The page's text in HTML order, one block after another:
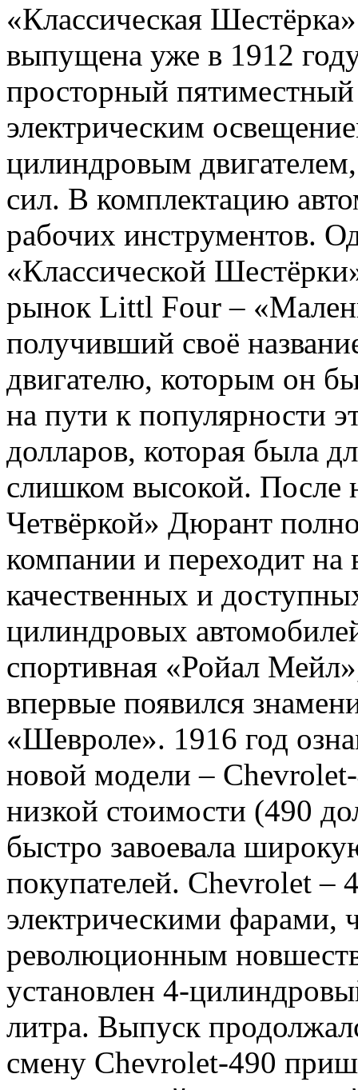
«Классическая
выпущена уже в 1912
просторный
электрическим
цилиндровым
сил. В комплектацию
рабочих инструментов.
«Классической
рынок Littl Four –
получивший своё
двигателю, которым он
на пути к популярности
долларов, которая была
слишком высокой. После
Четвёркой» Дюрант
компании и переходит на
качественных и
цилиндровых
спортивная «Ройал
впервые появился
«Шевроле». 1916 год
новой модели – Chevrolet-
низкой стоимости (490
быстро завоевала
покупателей. Chevrolet –
электрическими фарами,
революционным
установлен 4-
литра. Выпуск
смену Chevrolet-490